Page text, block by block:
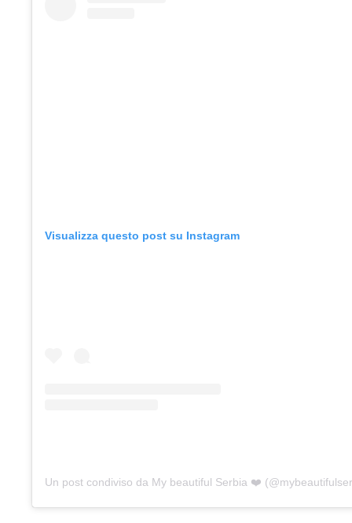
Visualizza questo post su Instagram
Un post condiviso da My beautiful Serbia ❤️